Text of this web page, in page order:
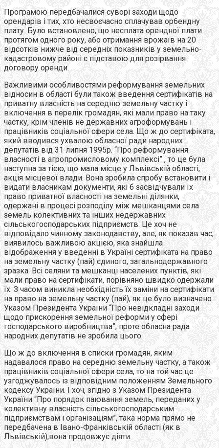
Програмою передбачалися суворі заходи щодо
орендарів і тих, хто несвоєчасно сплачував ор6ендну
плату. Було встановлено, що несплата орендної плати
протягом одного року, або отримання врожаїв на 20
відсотків нижче від середніх показників у земельно-
кадастровому районі є підставою для розірвання
договору оренди.
Важливими особливостями реформування земельних
відносин в області були також введення сертифікатів на
приватну власність на середню земельну частку і
включення в перелік громадян, які мали право на таку
частку, крім членів не державних агроформувань і
працівників соціальної сфери села. Що ж до сертифіката,
який вводився ухвалою обласної ради народних
депутатів від 31 липня 1995р. “Про реформування
власності в агропромисловому комплексі” , то це була
наступна за тією, що мала місце у Львівській області,
акція місцевої влади. Вона зробила спробу встановити і
видати власникам документи, які б засвідчували їх
право приватної власності на земельні ділянки,
одержані в процесі розподілу між мешканцями села
земель колективних та інших недержавних
сільськогосподарських підприємств. Це хоч не
відповідало чинному законодавству, але, як показав час,
виявилось важливою акцією, яка знайшла
відображення у введенні в Україні сертифіката на право
на земельну частку (пай) єдиного, загальнодержавного
зразка. Всі селяни та мешканці населених пунктів, які
мали право на сертифікати, порівняно швидко одержали
їх. З часом виникла необхідність їх заміни на сертифікати
на право на земельну частку (пай), як це було визначено
Указом Президента України “Про невідкладні заходи
щодо прискорення земельної реформи у сфері
господарського виробництва”, проте обласна рада
народних депутатів не зробила цього.
Що ж до включення в списки громадян, яким
надавалося право на середню земельну частку, а також
працівників соціальної сфери села, то на той час це
узгоджувалось із відповідним положенням Земельного
кодексу України. І хоч, згідно з Указом Президента
України “Про порядок паювання земель, переданих у
колективну власність сільськогосподарським
підприємствам і організаціям”, така норма прямо не
передбачена в Івано-Франківській області (як в
Львівській),вона продовжує діяти.